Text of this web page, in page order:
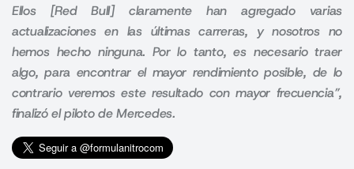
Ellos [Red Bull] claramente han agregado varias
actualizaciones en las últimas carreras, y nosotros no
hemos hecho ninguna. Por lo tanto, es necesario traer
algo, para encontrar el mayor rendimiento posible, de lo
contrario veremos este resultado con mayor frecuencia”,
finalizó el piloto de Mercedes.